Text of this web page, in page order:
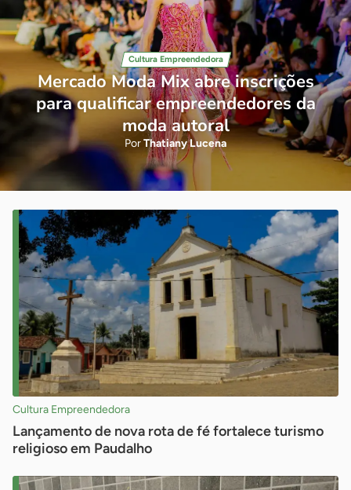
Cultura Empreendedora
Mercado Moda Mix abre inscrições
para qualificar empreendedores da
moda autoral
PorThatiany Lucena
Cultura Empreendedora
Lançamento de nova rota de fé fortalece turismo
religioso em Paudalho